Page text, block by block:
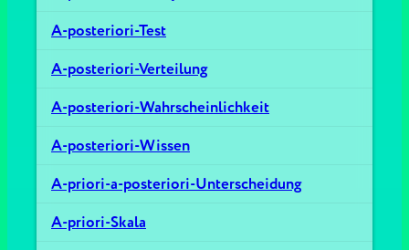
A-posteriori-Test
A-posteriori-Verteilung
A-posteriori-Wahrscheinlichkeit
A-posteriori-Wissen
A-priori-a-posteriori-Unterscheidung
A-priori-Skala